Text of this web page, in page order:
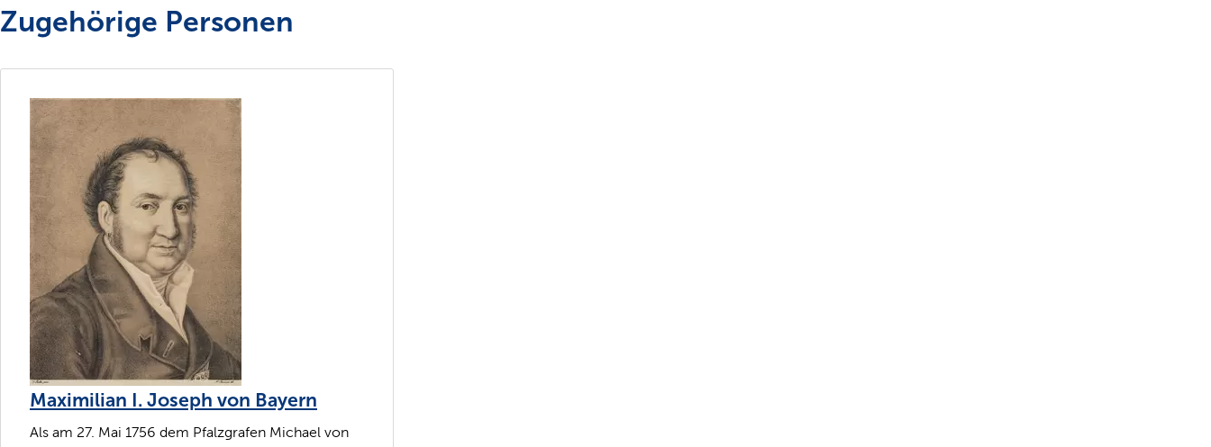
Zugehörige Personen
Maximilian I. Joseph von Bayern
Als am 27. Mai 1756 dem Pfalzgrafen Michael von